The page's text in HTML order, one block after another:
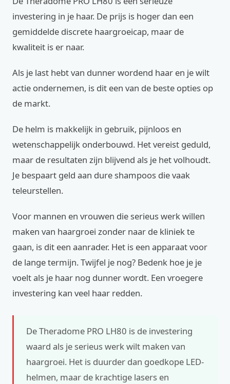
investering in je haar. De prijs is hoger dan een
gemiddelde discrete haargroeicap, maar de
kwaliteit is er naar.
Als je last hebt van dunner wordend haar en je wilt
actie ondernemen, is dit een van de beste opties op
de markt.
De helm is makkelijk in gebruik, pijnloos en
wetenschappelijk onderbouwd. Het vereist geduld,
maar de resultaten zijn blijvend als je het volhoudt.
Je bespaart geld aan dure shampoos die vaak
teleurstellen.
Voor mannen en vrouwen die serieus werk willen
maken van haargroei zonder naar de kliniek te
gaan, is dit een aanrader. Het is een apparaat voor
de lange termijn. Twijfel je nog? Bedenk hoe je je
voelt als je haar nog dunner wordt. Een vroegere
investering kan veel haar redden.
De Theradome PRO LH80 is de investering
waard als je serieus werk wilt maken van
haargroei. Het is duurder dan goedkope LED-
helmen, maar de krachtige lasers en